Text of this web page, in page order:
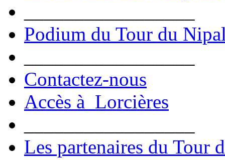
Podium du Tour du
Contactez-nous
Accès à Lorcières
Les partenaires du Tour